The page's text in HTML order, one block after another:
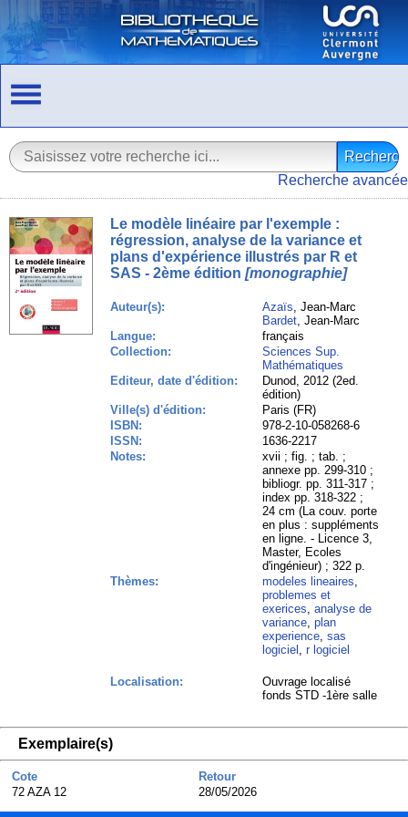
Recherche avancée
Le modèle linéaire par l'exemple :
régression, analyse de la variance et
plans d'expérience illustrés par R et
SAS - 2ème édition[monographie]
Auteur(s): Azaïs, Jean-Marc
Bardet, Jean-Marc
Langue:
français
Collection:
Sciences Sup.
Mathématiques
Editeur, date d'édition:
Dunod, 2012 (2ed.
édition)
Ville(s) d'édition:
Paris (FR)
ISBN:
978-2-10-058268-6
ISSN:
1636-2217
Notes:
xvii ; fig. ; tab. ;
annexe pp. 299-310 ;
bibliogr. pp. 311-317 ;
index pp. 318-322 ;
24 cm (La couv. porte
en plus : suppléments
en ligne. - Licence 3,
Master, Ecoles
d'ingénieur) ; 322 p.
Thèmes:
modeles lineaires,
problemes et
exerices,analyse de
variance,plan
experience,sas
logiciel ,r logiciel
Localisation:
Ouvrage localisé
fonds STD -1ère salle
Exemplaire(s)
Cote
Retour
72 AZA 12
28/05/2026